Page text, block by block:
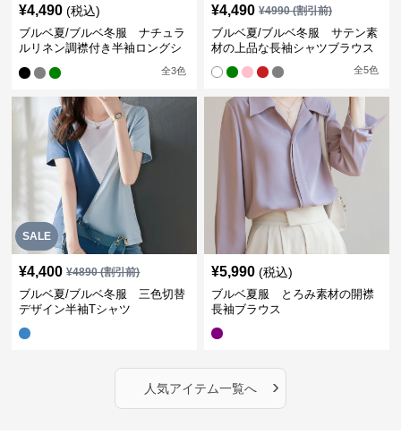
¥4,490 (税込)
ブルベ夏/ブルベ冬服 ナチュラ
ルリネン調襟付き半袖ロングシ
全3色
¥4,490 ¥4990(割引前)
ブルベ夏/ブルベ冬服 サテン素
材の上品な長袖シャツブラウス
全5色
SALE
¥4,400 ¥4890(割引前)
ブルベ夏/ブルベ冬服 三色切替
デザイン半袖Tシャツ
¥5,990 (税込)
ブルベ夏服 とろみ素材の開襟
長袖ブラウス
人気アイテム一覧へ ›